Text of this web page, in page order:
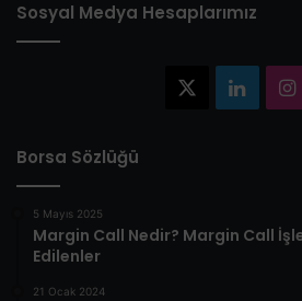
Sosyal Medya Hesaplarımız
Borsa Sözlüğü
5 Mayıs 2025
​Margin Call Nedir? Margin Call
Edilenler​
21 Ocak 2024